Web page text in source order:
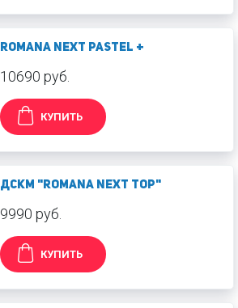
ROMANA Next Pastel +
10690 руб.
КУПИТЬ
ДСКМ "Romana Next Top"
9990 руб.
КУПИТЬ